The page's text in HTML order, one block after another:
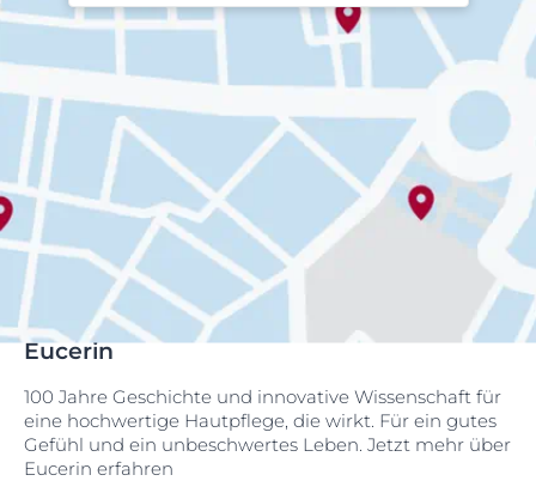
Eucerin
100 Jahre Geschichte und innovative Wissenschaft für
eine hochwertige Hautpflege, die wirkt. Für ein gutes
Gefühl und ein unbeschwertes Leben. Jetzt mehr über
Eucerin erfahren